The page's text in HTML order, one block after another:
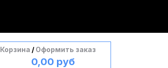
Корзина / Оформить заказ
0,00 руб